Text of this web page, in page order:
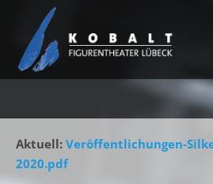
Aktuell: Veröffentlichungen-
2020.pdf